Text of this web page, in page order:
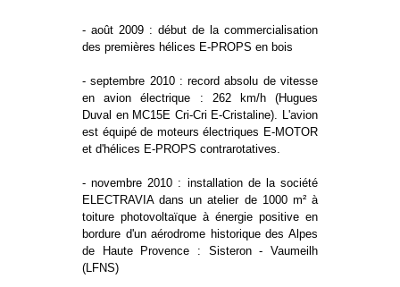
- août 2009 : début de la commercialisation
des premières hélices E-PROPS en bois
- septembre 2010 : record absolu de vitesse
en avion électrique : 262 km/h (Hugues
Duval en MC15E Cri-Cri E-Cristaline). L'avion
est équipé de moteurs électriques E-MOTOR
et d'hélices E-PROPS contrarotatives.
- novembre 2010 : installation de la société
ELECTRAVIA dans un atelier de 1000 m² à
toiture photovoltaïque à énergie positive en
bordure d'un aérodrome historique des Alpes
de Haute Provence : Sisteron - Vaumeilh
(LFNS)